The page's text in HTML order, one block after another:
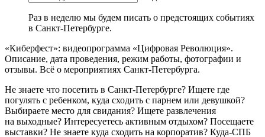
Раз в неделю мы будем писать о предстоящих событиях
в Санкт-Петербурге.
«Киберфест»: видеопрограмма «Цифровая Революция».
Описание, дата проведения, режим работы, фотографии и
отзывы. Всё о мероприятиях Санкт-Петербурга.
Не знаете что посетить в Санкт-Петербурге? Ищете где
погулять с ребенком, куда сходить с парнем или девушкой?
Выбираете место для свидания? Ищете развлечения
на выходные? Интересуетесь активным отдыхом? Посещаете
выставки? Не знаете куда сходить на корпоратив? Куда-СПБ